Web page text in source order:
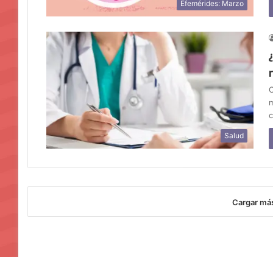
Efemérides: Marzo
Salud
Cargar